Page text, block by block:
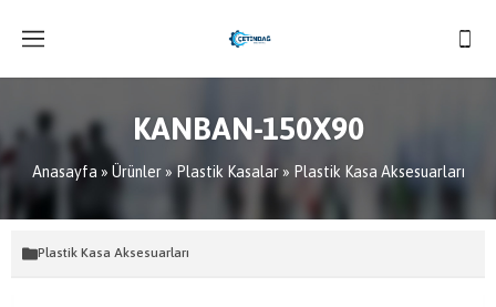
KANBAN-150X90
Anasayfa » Ürünler» Plastik Kasalar» Plastik Kasa Aksesuarları
Plastik Kasa Aksesuarları